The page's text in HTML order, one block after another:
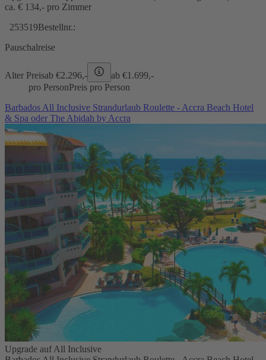
ca. € 134,- pro Zimmer
253519Bestellnr.:
Pauschalreise
Alter Preisab €2.296,- ab €1.699,-
pro PersonPreis pro Person
Barbados All Inclusive Strandurlaub Roulette - Accra Beach Hotel
& Spa oder The Abidah by Accra
Upgrade auf All Inclusive